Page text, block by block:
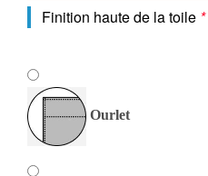
Finition haute de la toile *
Ourlet